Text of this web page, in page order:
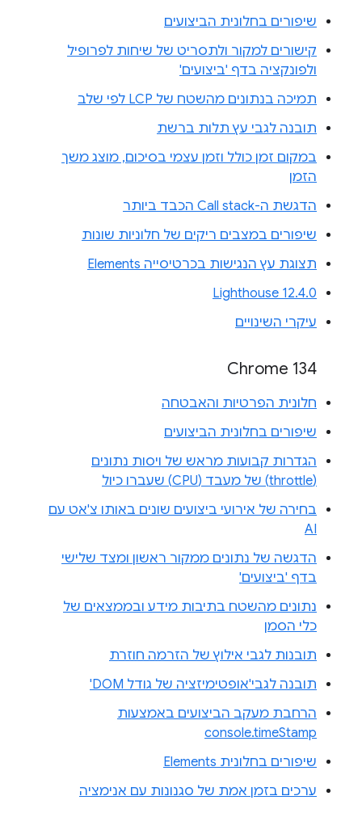
שיפורים בחלונית הביצועים
קישורים למקור ולתסריט של שיחות לפרופיל
ולפונקציה בדף 'ביצועים'
תמיכה בנתונים מהשטח של LCP לפי שלב
תובנה לגבי עץ תלות ברשת
במקום זמן כולל וזמן עצמי בסיכום, מוצג משך
הזמן
הדגשת ה-Call stack הכבד ביותר
שיפורים במצבים ריקים של חלוניות שונות
תצוגת עץ הנגישות בכרטיסייה Elements
Lighthouse 12.4.0
עיקרי השינויים
Chrome 134
חלונית הפרטיות והאבטחה
שיפורים בחלונית הביצועים
הגדרות קבועות מראש של ויסות נתונים
(throttle) של מעבד (CPU) שעברו כיול
בחירה של אירועי ביצועים שונים באותו צ'אט עם
AI
הדגשה של נתונים ממקור ראשון ומצד שלישי
בדף 'ביצועים'
נתונים מהשטח בתיבות מידע ובממצאים של
כלי הסמן
תובנות לגבי אילוץ של הזרמה חוזרת
תובנה לגבי'אופטימיזציה של גודל DOM'
הרחבת מעקב הביצועים באמצעות
console.timeStamp
שיפורים בחלונית Elements
ערכים בזמן אמת של סגנונות עם אנימציה